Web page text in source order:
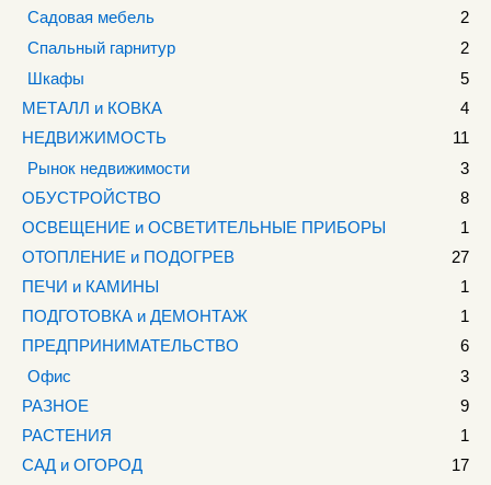
Садовая мебель
2
Спальный гарнитур
2
Шкафы
5
МЕТАЛЛ и КОВКА
4
НЕДВИЖИМОСТЬ
11
Рынок недвижимости
3
ОБУСТРОЙСТВО
8
ОСВЕЩЕНИЕ и ОСВЕТИТЕЛЬНЫЕ ПРИБОРЫ
1
ОТОПЛЕНИЕ и ПОДОГРЕВ
27
ПЕЧИ и КАМИНЫ
1
ПОДГОТОВКА и ДЕМОНТАЖ
1
ПРЕДПРИНИМАТЕЛЬСТВО
6
Офис
3
РАЗНОЕ
9
РАСТЕНИЯ
1
САД и ОГОРОД
17